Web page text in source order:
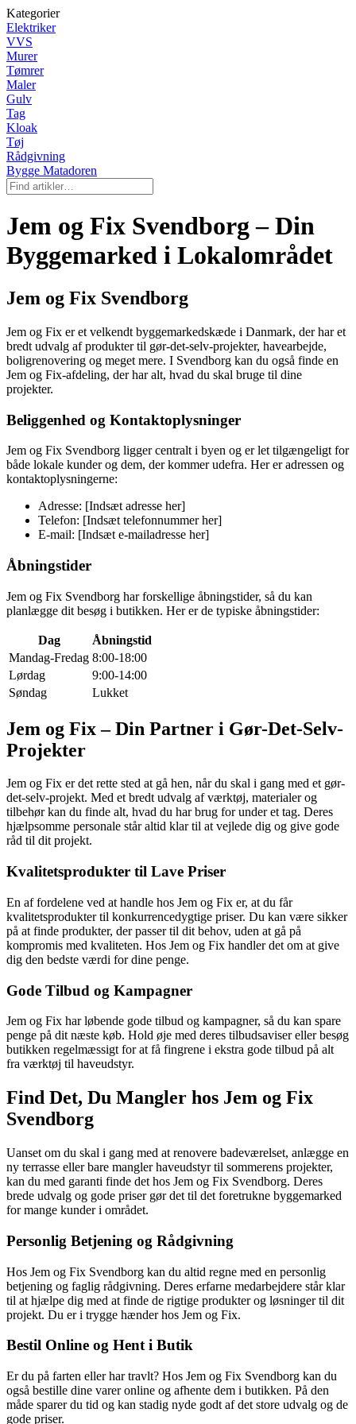
Kategorier
Elektriker
VVS
Murer
Tømrer
Maler
Gulv
Tag
Kloak
Tøj
Rådgivning
Bygge Matadoren
Jem og Fix Svendborg – Din
Byggemarked i Lokalområdet
Jem og Fix Svendborg
Jem og Fix er et velkendt byggemarkedskæde i Danmark, der har et
bredt udvalg af produkter til gør-det-selv-projekter, havearbejde,
boligrenovering og meget mere. I Svendborg kan du også finde en
Jem og Fix-afdeling, der har alt, hvad du skal bruge til dine
projekter.
Beliggenhed og Kontaktoplysninger
Jem og Fix Svendborg ligger centralt i byen og er let tilgængeligt for
både lokale kunder og dem, der kommer udefra. Her er adressen og
kontaktoplysningerne:
Adresse: [Indsæt adresse her]
Telefon: [Indsæt telefonnummer her]
E-mail: [Indsæt e-mailadresse her]
Åbningstider
Jem og Fix Svendborg har forskellige åbningstider, så du kan
planlægge dit besøg i butikken. Her er de typiske åbningstider:
Dag
Åbningstid
Mandag-Fredag 8:00-18:00
Lørdag
9:00-14:00
Søndag
Lukket
Jem og Fix – Din Partner i Gør-Det-Selv-
Projekter
Jem og Fix er det rette sted at gå hen, når du skal i gang med et gør-
det-selv-projekt. Med et bredt udvalg af værktøj, materialer og
tilbehør kan du finde alt, hvad du har brug for under et tag. Deres
hjælpsomme personale står altid klar til at vejlede dig og give gode
råd til dit projekt.
Kvalitetsprodukter til Lave Priser
En af fordelene ved at handle hos Jem og Fix er, at du får
kvalitetsprodukter til konkurrencedygtige priser. Du kan være sikker
på at finde produkter, der passer til dit behov, uden at gå på
kompromis med kvaliteten. Hos Jem og Fix handler det om at give
dig den bedste værdi for dine penge.
Gode Tilbud og Kampagner
Jem og Fix har løbende gode tilbud og kampagner, så du kan spare
penge på dit næste køb. Hold øje med deres tilbudsaviser eller besøg
butikken regelmæssigt for at få fingrene i ekstra gode tilbud på alt
fra værktøj til haveudstyr.
Find Det, Du Mangler hos Jem og Fix
Svendborg
Uanset om du skal i gang med at renovere badeværelset, anlægge en
ny terrasse eller bare mangler haveudstyr til sommerens projekter,
kan du med garanti finde det hos Jem og Fix Svendborg. Deres
brede udvalg og gode priser gør det til det foretrukne byggemarked
for mange kunder i området.
Personlig Betjening og Rådgivning
Hos Jem og Fix Svendborg kan du altid regne med en personlig
betjening og faglig rådgivning. Deres erfarne medarbejdere står klar
til at hjælpe dig med at finde de rigtige produkter og løsninger til dit
projekt. Du er i trygge hænder hos Jem og Fix.
Bestil Online og Hent i Butik
Er du på farten eller har travlt? Hos Jem og Fix Svendborg kan du
også bestille dine varer online og afhente dem i butikken. På den
måde sparer du tid og kan stadig nyde godt af det store udvalg og de
gode priser.